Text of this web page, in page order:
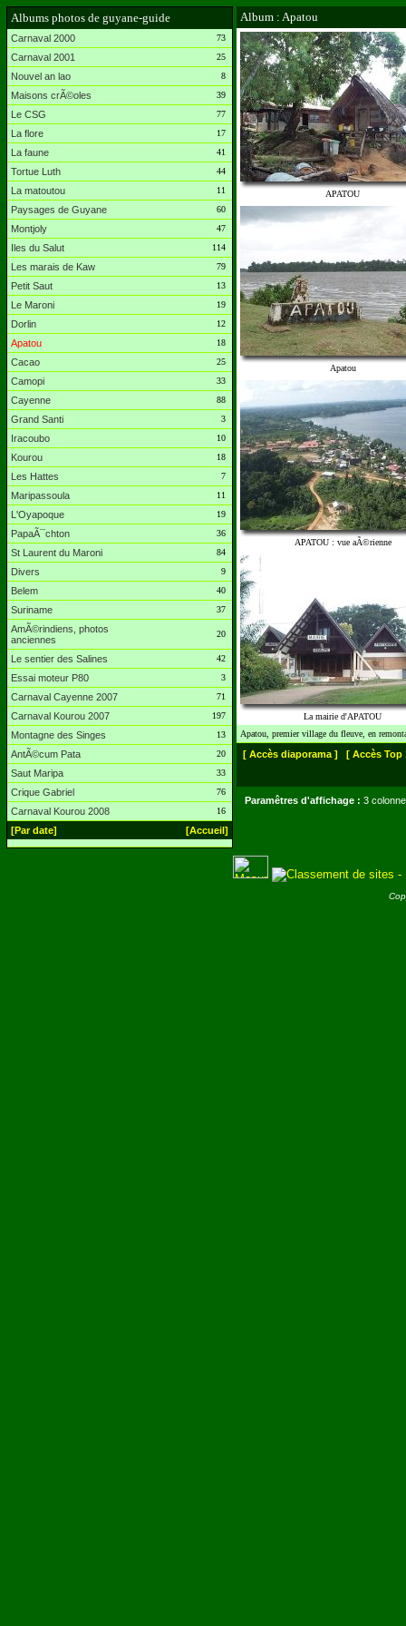
Albums photos de guyane-guide
Carnaval 2000 73
Carnaval 2001 25
Nouvel an lao 8
Maisons crÃ©oles 39
Le CSG 77
La flore 17
La faune 41
Tortue Luth 44
La matoutou 11
Paysages de Guyane 60
Montjoly 47
Iles du Salut 114
Les marais de Kaw 79
Petit Saut 13
Le Maroni 19
Dorlin 12
Apatou 18
Cacao 25
Camopi 33
Cayenne 88
Grand Santi 3
Iracoubo 10
Kourou 18
Les Hattes 7
Maripassoula 11
L'Oyapoque 19
PapaÃ¯chton 36
St Laurent du Maroni 84
Divers 9
Belem 40
Suriname 37
AmÃ©rindiens, photos
anciennes
20
Le sentier des Salines 42
Essai moteur P80 3
Carnaval Cayenne 2007 71
Carnaval Kourou 2007 197
Montagne des Singes 13
AntÃ©cum Pata 20
Saut Maripa 33
Crique Gabriel 76
Carnaval Kourou 2008 16
[Par date] [Accueil]
Album : Apatou
APATOU
Apatou
APATOU : vue aÃ©rienne
La mairie d'APATOU
Apatou, premier village du fleuve, en
[ Accès diaporama ] [ Accès Top
Paramêtres d'affichage : 3